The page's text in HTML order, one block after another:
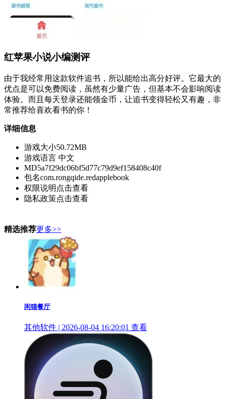
红苹果小说小编测评
由于我经常用这款软件追书，所以能给出高分好评。它最大的
优点是可以免费阅读，虽然有少量广告，但基本不会影响阅读
体验。而且每天登录还能领金币，让追书变得轻松又有趣，非
常推荐给喜欢看书的你！
详细信息
游戏大小50.72MB
游戏语言 中文
MD5a7f29dc06bf5d77c79d9ef158408c40f
包名com.rongqide.redapplebook
权限说明 点击查看
隐私政策点击查看
精选推荐更多>>
闲猫餐厅
其他软件 | 2026-08-04 16:20:01 查看